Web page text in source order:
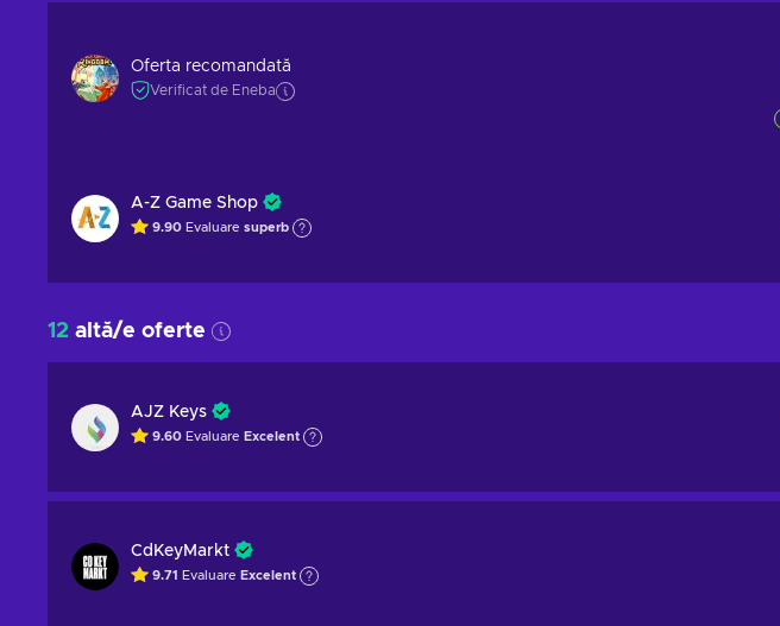
Oferta recomandată
Verificat de Eneba
A-Z Game Shop
9.90 Evaluare superb
12 altă/e oferte
AJZ Keys
9.60 Evaluare Excelent
CdKeyMarkt
9.71 Evaluare Excelent